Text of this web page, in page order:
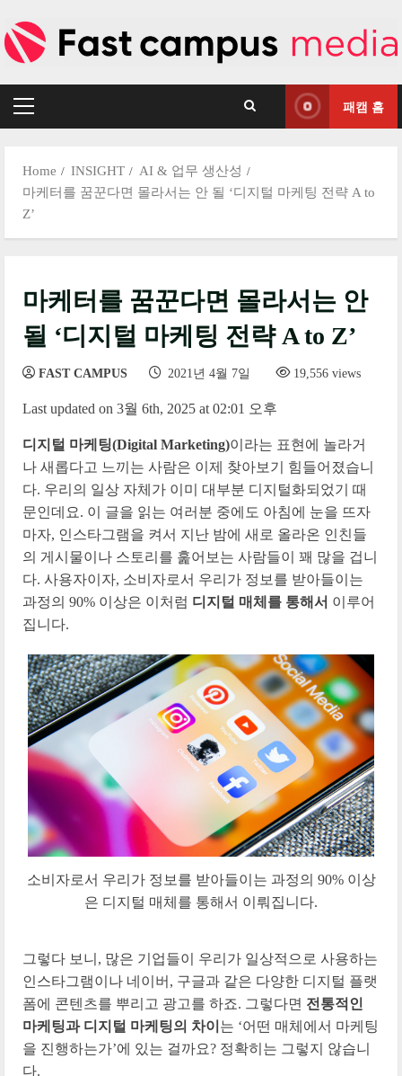
to
content
Primary
패캠 홈
Home INSIGHT
AI & 업무 생산성
마케터를 꿈꾼다면 몰라서는 안 될 ‘디지털 마케팅 전략 A to
Z’
마케터를 꿈꾼다면 몰라서는 안
될 ‘디지털 마케팅 전략 A to Z’
FAST CAMPUS 2021년 4월 7일 19,556 views
Last updated on 3월 6th, 2025 at 02:01 오후
디지털 마케팅(Digital Marketing)이라는 표현에 놀라거
나 새롭다고 느끼는 사람은 이제 찾아보기 힘들어졌습니
다. 우리의 일상 자체가 이미 대부분 디지털화되었기 때
문인데요. 이 글을 읽는 여러분 중에도 아침에 눈을 뜨자
마자, 인스타그램을 켜서 지난 밤에 새로 올라온 인친들
의 게시물이나 스토리를 훑어보는 사람들이 꽤 많을 겁니
다. 사용자이자, 소비자로서 우리가 정보를 받아들이는
과정의 90% 이상은 이처럼 디지털 매체를 통해서 이루어
집니다.
소비자로서 우리가 정보를 받아들이는 과정의 90% 이상
은 디지털 매체를 통해서 이뤄집니다.
그렇다 보니, 많은 기업들이 우리가 일상적으로 사용하는
인스타그램이나 네이버, 구글과 같은 다양한 디지털 플랫
폼에 콘텐츠를 뿌리고 광고를 하죠. 그렇다면 전통적인
마케팅과 디지털 마케팅의 차이 는 ‘어떤 매체에서 마케팅
을 진행하는가’에 있는 걸까요? 정확히는 그렇지 않습니
다.